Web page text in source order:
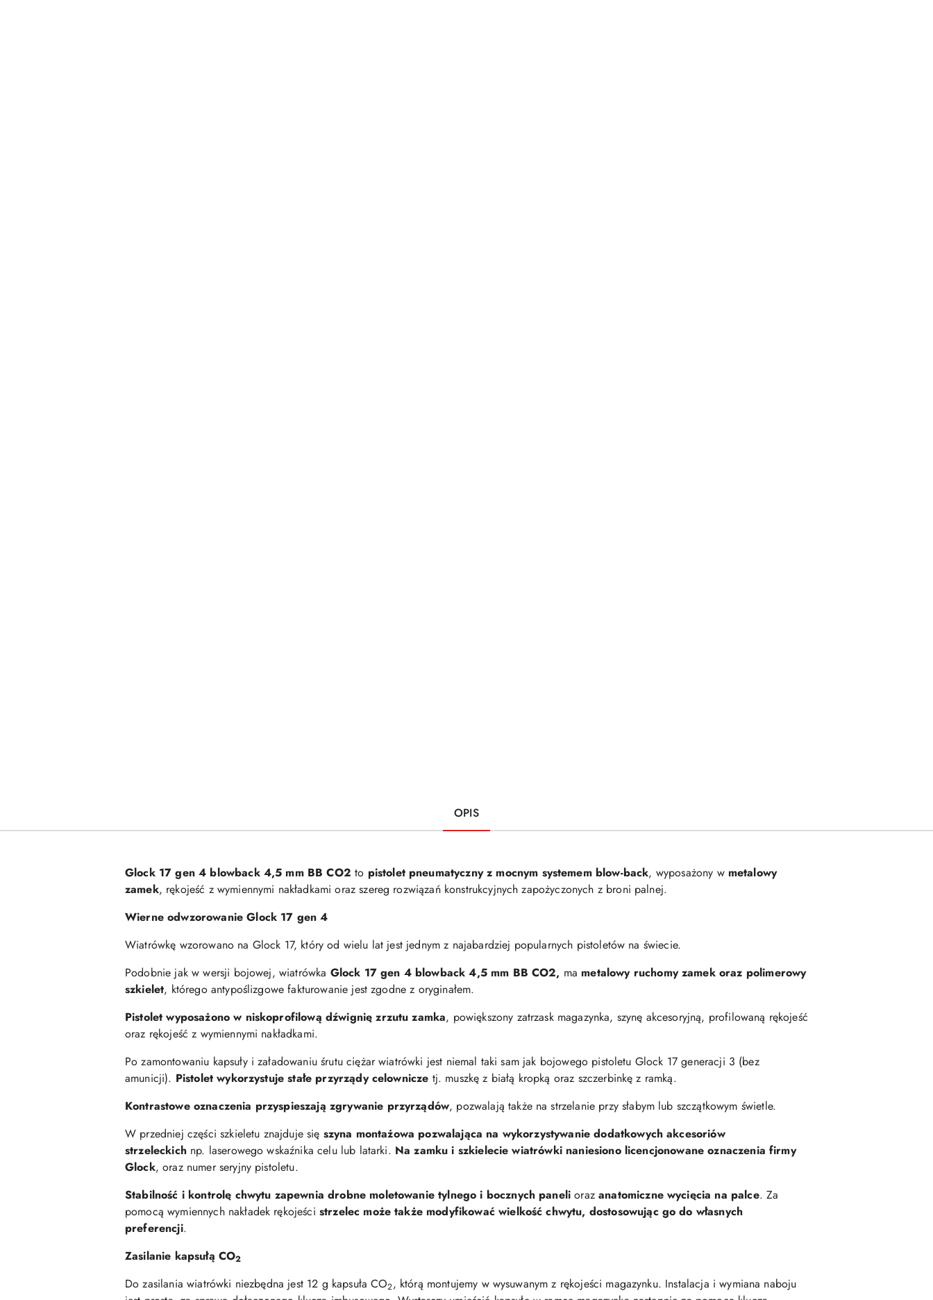
OPIS
Glock 17 gen 4 blowback 4,5 mm BB CO2to pistolet pneumatyczny z mocnym systemem blow-back, wyposażony w metalowy
zamek, rękojeść z wymiennymi nakładkami oraz szereg rozwiązań konstrukcyjnych zapożyczonych z broni palnej.
Wierne odwzorowanie Glock 17 gen 4
Wiatrówkę wzorowano na Glock 17, który od wielu lat jest jednym z najabardziej popularnych pistoletów na świecie.
Podobnie jak w wersji bojowej, wiatrówka Glock 17 gen 4 blowback 4,5 mm BB CO2, ma metalowy ruchomy zamek oraz polimerowy
szkielet, którego antypoślizgowe fakturowanie jest zgodne z oryginałem.
Pistolet wyposażono w niskoprofilową dźwignię zrzutu zamka, powiększony zatrzask magazynka, szynę akcesoryjną, profilowaną rękojeść
oraz rękojeść z wymiennymi nakładkami.
Po zamontowaniu kapsuły i załadowaniu śrutu ciężar wiatrówki jest niemal taki sam jak bojowego pistoletu Glock 17 generacji 3 (bez
amunicji). Pistolet wykorzystuje stałe przyrządy celownicze tj. muszkę z białą kropką oraz szczerbinkę z ramką.
Kontrastowe oznaczenia przyspieszają zgrywanie przyrządów, pozwalają także na strzelanie przy słabym lub szczątkowym świetle.
W przedniej części szkieletu znajduje się szyna montażowa pozwalająca na wykorzystywanie dodatkowych akcesoriów
strzeleckichnp. laserowego wskaźnika celu lub latarki. Na zamku i szkielecie wiatrówki naniesiono licencjonowane oznaczenia firmy
Glock, oraz numer seryjny pistoletu.
Stabilność i kontrolę chwytu zapewnia drobne moletowanie tylnego i bocznych paneliorazanatomiczne wycięcia na palce. Za
pomocą wymiennych nakładek rękojeści strzelec może także modyfikować wielkość chwytu, dostosowując go do własnych
preferencji.
Zasilanie kapsułą CO2
Do zasilania wiatrówki niezbędna jest 12 g kapsuła CO2, którą montujemy w wysuwanym z rękojeści magazynku. Instalacja i wymiana naboju